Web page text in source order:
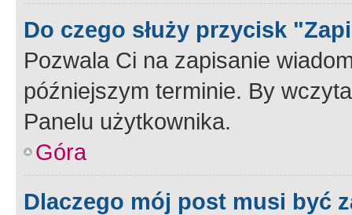
Do czego służy przycisk
Pozwala Ci na zapisanie
późniejszym terminie. By
Panelu użytkownika.
Góra
Dlaczego mój post musi być